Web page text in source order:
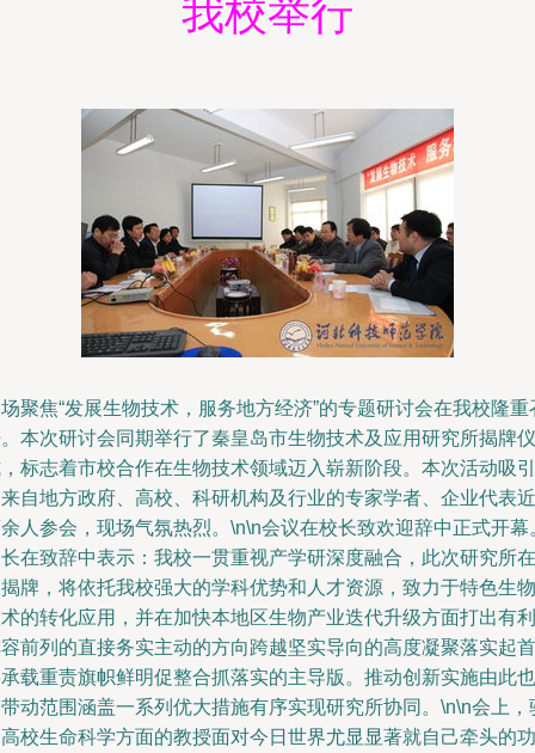
我校举行
聚焦“发展生物技术，服务地方经济”的专题研讨会在我校隆重
本次研讨会同期举行了秦皇岛市生物技术及应用研究所揭牌仪
标志着市校合作在生物技术领域迈入崭新阶段。本次活动吸引
自地方政府、高校、科研机构及行业的专家学者、企业代表近
人参会，现场气氛热烈。\n\n会议在校长致欢迎辞中正式开幕
在致辞中表示：我校一贯重视产学研深度融合，此次研究所在
牌，将依托我校强大的学科优势和人才资源，致力于特色生物
的转化应用，并在加快本地区生物产业迭代升级方面打出有利
前列的直接务实主动的方向跨越坚实导向的高度凝聚落实起首
载重责旗帜鲜明促整合抓落实的主导版。推动创新实施由此也
动范围涵盖一系列优大措施有序实现研究所协同。\n\n会上，
校生命科学方面的教授面对今日世界尤显显著就自己牵头的功